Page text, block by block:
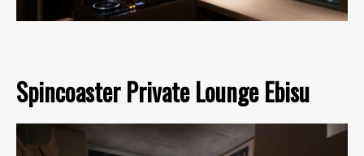
Spincoaster Private Lounge Ebisu